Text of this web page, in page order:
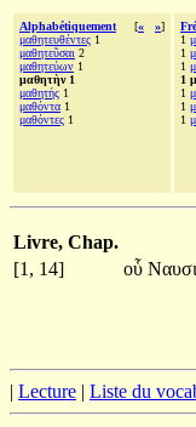
Alphabétiquement [« »]
μαθητευθέντες 1
μαθητεῦσαι 2
μαθητεύων 1
μαθητὴν 1
μαθητής 1
μαθόντα 1
μαθόντες 1
1
1
1
1
1
1
1
Livre, Chap.
[1, 14]
οὗ
| Lecture | Liste du